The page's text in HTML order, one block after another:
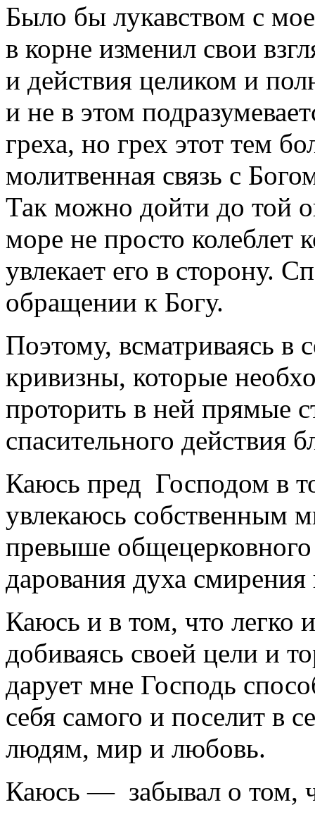
Было бы лукавством с
в корне изменил свои
и действия целиком и
и не в этом
греха, но грех этот тем
молитвенная связь с
Так можно дойти до той
море не просто колеблет
увлекает его в сторону.
обращении к Богу.
Поэтому, всматриваясь в
кривизны, которые
проторить в ней прямые
спасительного действия
Каюсь пред Господом в
увлекаюсь собственным
превыше
дарования духа
Каюсь и в том, что легко
добиваясь своей цели и
дарует мне Господь
себя самого и поселит в
людям, мир и любовь.
Каюсь ― забывал о том,